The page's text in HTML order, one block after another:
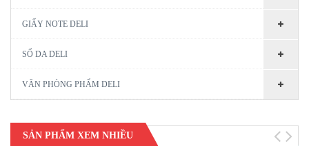
GIẤY NOTE DELI
SỔ DA DELI
VĂN PHÒNG PHẨM DELI
SẢN PHẨM XEM NHIỀU